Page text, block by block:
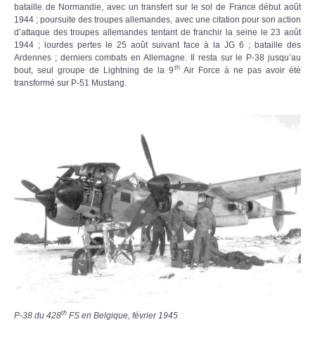
bataille de Normandie, avec un transfert sur le sol de France début août
1944 ; poursuite des troupes allemandes, avec une citation pour son action
d’attaque des troupes allemandes tentant de franchir la seine le 23 août
1944 ; lourdes pertes le 25 août suivant face à la JG 6 ; bataille des
Ardennes ; derniers combats en Allemagne. Il resta sur le P-38 jusqu’au
bout, seul groupe de Lightning de la 9 thAir Force à ne pas avoir été
transformé sur P-51 Mustang.
P-38 du 428th FS en Belgique, février 1945